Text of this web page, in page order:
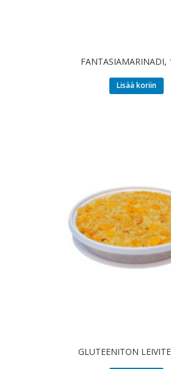
FANTASIAMARINADI,
Lisää koriin
GLUTEENITON